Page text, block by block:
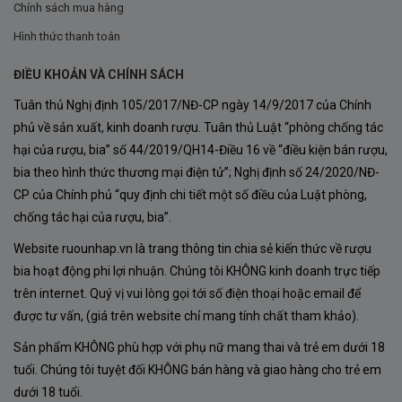
Nho đượcthu hoạch bằng tay vào giữa tháng 9 đến
đầu tháng 10, khi đạt độ chín tối ưu, giữ được độ axit
Sau thu hoạch, nho đượcchuyển về nhà máy trong
thời gian ngắn , bảo quản ở điều kiện mát để tránh oxy
hóa.
Lên Men Chính (Vinification)
Quy trình sản xuất bắt đầu bằng việc tách cuống,
nghiền nhẹ và lên men rượu lần đầu trong các bể
thép không gỉ kiểm soát nhiệt độ(khoảng 24–28°C).
Trong quá trình lên men,
bơm tuần hoàn dịch nho
(pump-over)thường xuyên giúp chiết xuất tối đa
hương, tannin và màu sắc từ vỏ nho.
Chính sách mua hàng
Hình thức thanh toán
ĐIỀU KHOẢN VÀ CHÍNH SÁCH
Tuân thủ Nghị định 105/2017/NĐ-CP ngày 14/9/2017 của Chính
phủ về sản xuất, kinh doanh rượu. Tuân thủ Luật “phòng chống tác
hại của rượu, bia” số 44/2019/QH14-Điều 16 về “điều kiện bán rượu,
bia theo hình thức thương mại điện tử”; Nghị định số 24/2020/NĐ-
CP của Chính phủ “quy định chi tiết một số điều của Luật phòng,
chống tác hại của rượu, bia”.
Website ruounhap.vn là trang thông tin chia sẻ kiến thức về rượu
bia hoạt động phi lợi nhuận. Chúng tôi KHÔNG kinh doanh trực tiếp
trên internet. Quý vị vui lòng gọi tới số điện thoại hoặc email để
được tư vấn, (giá trên website chỉ mang tính chất tham khảo).
Sản phẩm KHÔNG phù hợp với phụ nữ mang thai và trẻ em dưới 18
tuổi. Chúng tôi tuyệt đối KHÔNG bán hàng và giao hàng cho trẻ em
dưới 18 tuổi.